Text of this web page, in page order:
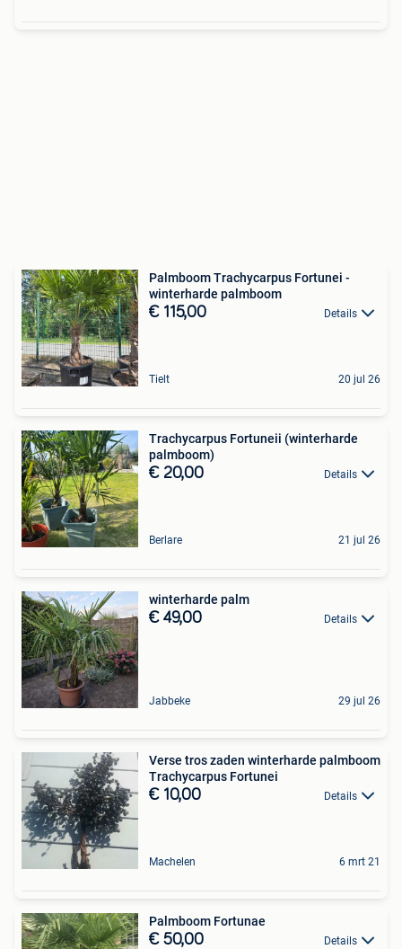
Palmboom Trachycarpus Fortunei -
winterharde palmboom
€ 115,00 Details
Tielt 20 jul 26
Trachycarpus Fortuneii (winterharde
palmboom)
€ 20,00 Details
Berlare 21 jul 26
winterharde palm
€ 49,00 Details
Jabbeke 29 jul 26
Verse tros zaden winterharde palmboom
Trachycarpus Fortunei
€ 10,00 Details
Machelen 6 mrt 21
Palmboom Fortunae
€ 50,00 Details